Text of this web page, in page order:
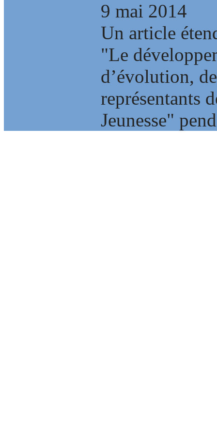
9 mai 2014
Un article
"Le
d’évolution,
représentants
Jeunesse"